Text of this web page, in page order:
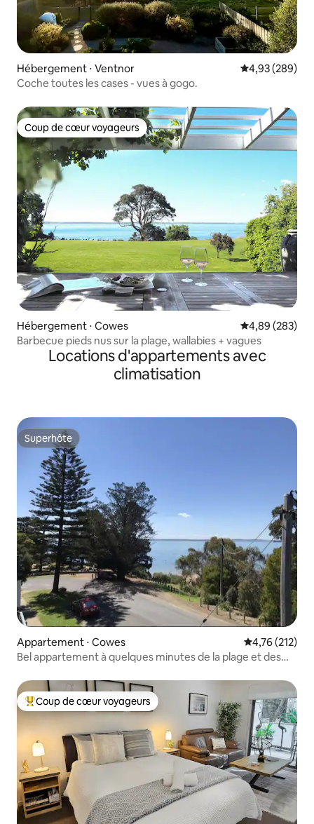
Hébergement ⋅ Ventnor Évaluation
4,93 (289)
Coche toutes les cases - vues à gogo.
Coup de cœur voyageurs
Coup de cœur voyageurs
Hébergement ⋅ Cowes Évaluation
4,89 (283)
Barbecue pieds nus sur la plage, wallabies + vagues
Locations d'appartements avec
climatisation
Superhôte
Superhôte
Appartement ⋅ Cowes Évaluation
4,76 (212)
Bel appartement à quelques minutes de la plage et des
Coups de cœur voyageurs les plus appréciés
Coup de cœur voyageurs